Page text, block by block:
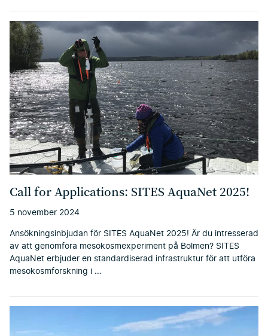
Call for Applications: SITES AquaNet 2025!
5 november 2024
Ansökningsinbjudan för SITES AquaNet 2025! Är du intresserad
av att genomföra mesokosmexperiment på Bolmen? SITES
AquaNet erbjuder en standardiserad infrastruktur för att utföra
mesokosmforskning i …